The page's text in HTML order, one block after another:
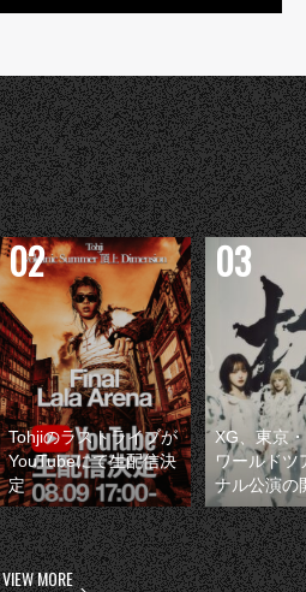
Tohjiのラストライブが
YouTubeにて生配信決
定
XG、東京
ワールドツ
ナル公演の
VIEW MORE